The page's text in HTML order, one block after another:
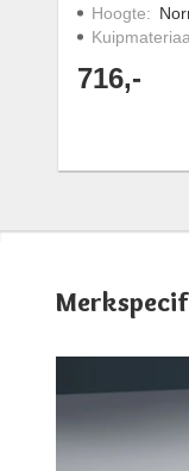
Hoogte:
716,-